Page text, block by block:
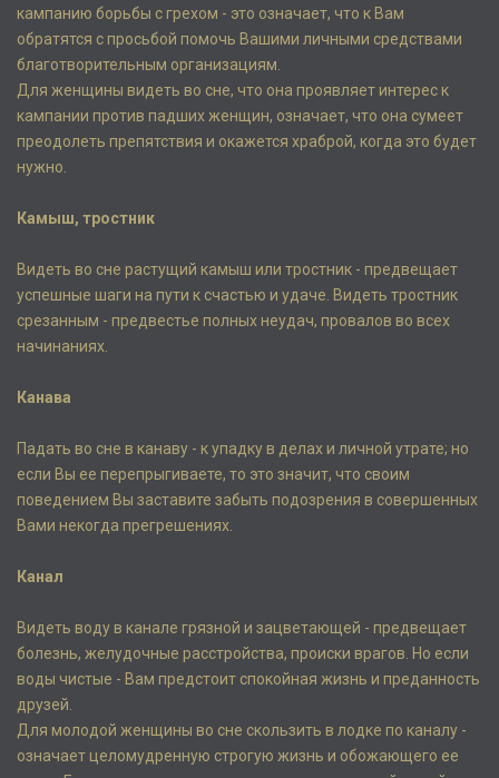
кампанию борьбы с грехом - это означает, что к Вам
обратятся с просьбой помочь Вашими личными средствами
благотворительным организациям.
Для женщины видеть во сне, что она проявляет интерес к
кампании против падших женщин, означает, что она сумеет
преодолеть препятствия и окажется храброй, когда это будет
нужно.
Камыш, тростник
Видеть во сне растущий камыш или тростник - предвещает
успешные шаги на пути к счастью и удаче. Видеть тростник
срезанным - предвестье полных неудач, провалов во всех
начинаниях.
Канава
Падать во сне в канаву - к упадку в делах и личной утрате; но
если Вы ее перепрыгиваете, то это значит, что своим
поведением Вы заставите забыть подозрения в совершенных
Вами некогда прегрешениях.
Канал
Видеть воду в канале грязной и зацветающей - предвещает
болезнь, желудочные расстройства, происки врагов. Но если
воды чистые - Вам предстоит спокойная жизнь и преданность
друзей.
Для молодой женщины во сне скользить в лодке по каналу -
означает целомудренную строгую жизнь и обожающего ее